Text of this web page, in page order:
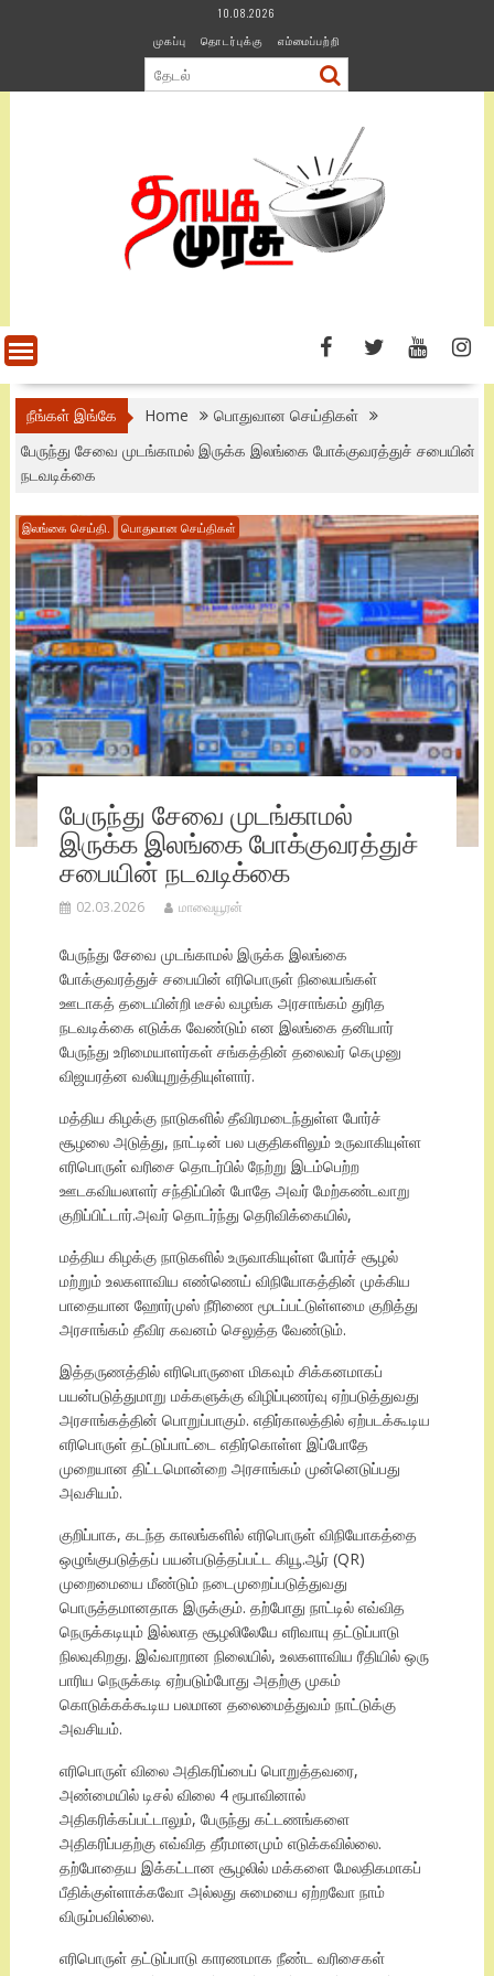
10.08.2026
முகப்பு
தொடர்புக்கு எம்மைப்பற்றி
நீங்கள் இங்கே Home
பொதுவான செய்திகள்
பேருந்து சேவை முடங்காமல் இருக்க இலங்கை போக்குவரத்துச் சபையின்
நடவடிக்கை
இலங்கை செய்தி. பொதுவான செய்திகள்
பேருந்து சேவை முடங்காமல்
இருக்க இலங்கை போக்குவரத்துச்
சபையின் நடவடிக்கை
02.03.2026 மாவையூரன்
பேருந்து சேவை முடங்காமல் இருக்க இலங்கை
போக்குவரத்துச் சபையின் எரிபொருள் நிலையங்கள்
ஊடாகத் தடையின்றி டீசல் வழங்க அரசாங்கம் துரித
நடவடிக்கை எடுக்க வேண்டும் என இலங்கை தனியார்
பேருந்து உரிமையாளர்கள் சங்கத்தின் தலைவர் கெமுனு
விஜயரத்ன வலியுறுத்தியுள்ளார்.
மத்திய கிழக்கு நாடுகளில் தீவிரமடைந்துள்ள போர்ச்
சூழலை அடுத்து, நாட்டின் பல பகுதிகளிலும் உருவாகியுள்ள
எரிபொருள் வரிசை தொடர்பில் நேற்று இடம்பெற்ற
ஊடகவியலாளர் சந்திப்பின் போதே அவர் மேற்கண்டவாறு
குறிப்பிட்டார்.அவர் தொடர்ந்து தெரிவிக்கையில்,
மத்திய கிழக்கு நாடுகளில் உருவாகியுள்ள போர்ச் சூழல்
மற்றும் உலகளாவிய எண்ணெய் விநியோகத்தின் முக்கிய
பாதையான ஹோர்முஸ் நீரிணை மூடப்பட்டுள்ளமை குறித்து
அரசாங்கம் தீவிர கவனம் செலுத்த வேண்டும்.
இத்தருணத்தில் எரிபொருளை மிகவும் சிக்கனமாகப்
பயன்படுத்துமாறு மக்களுக்கு விழிப்புணர்வு ஏற்படுத்துவது
அரசாங்கத்தின் பொறுப்பாகும். எதிர்காலத்தில் ஏற்படக்கூடிய
எரிபொருள் தட்டுப்பாட்டை எதிர்கொள்ள இப்போதே
முறையான திட்டமொன்றை அரசாங்கம் முன்னெடுப்பது
அவசியம்.
குறிப்பாக, கடந்த காலங்களில் எரிபொருள் விநியோகத்தை
ஒழுங்குபடுத்தப் பயன்படுத்தப்பட்ட கியூ.ஆர் (QR)
முறைமையை மீண்டும் நடைமுறைப்படுத்துவது
பொருத்தமானதாக இருக்கும். தற்போது நாட்டில் எவ்வித
நெருக்கடியும் இல்லாத சூழலிலேயே எரிவாயு தட்டுப்பாடு
நிலவுகிறது. இவ்வாறான நிலையில், உலகளாவிய ரீதியில் ஒரு
பாரிய நெருக்கடி ஏற்படும்போது அதற்கு முகம்
கொடுக்கக்கூடிய பலமான தலைமைத்துவம் நாட்டுக்கு
அவசியம்.
எரிபொருள் விலை அதிகரிப்பைப் பொறுத்தவரை,
அண்மையில் டிசல் விலை 4 ரூபாவினால்
அதிகரிக்கப்பட்டாலும், பேருந்து கட்டணங்களை
அதிகரிப்பதற்கு எவ்வித தீர்மானமும் எடுக்கவில்லை.
தற்போதைய இக்கட்டான சூழலில் மக்களை மேலதிகமாகப்
பீதிக்குள்ளாக்கவோ அல்லது சுமையை ஏற்றவோ நாம்
விரும்பவில்லை.
எரிபொருள் தட்டுப்பாடு காரணமாக நீண்ட வரிசைகள்